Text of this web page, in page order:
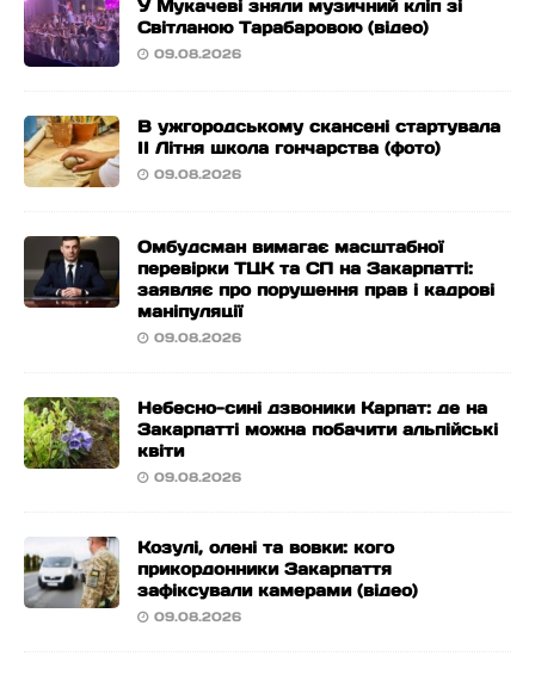
У Мукачеві зняли музичний кліп зі
Світланою Тарабаровою (відео)
09.08.2026
В ужгородському скансені стартувала
ІІ Літня школа гончарства (фото)
09.08.2026
Омбудсман вимагає масштабної
перевірки ТЦК та СП на Закарпатті:
заявляє про порушення прав і кадрові
маніпуляції
09.08.2026
Небесно-сині дзвоники Карпат: де на
Закарпатті можна побачити альпійські
квіти
09.08.2026
Козулі, олені та вовки: кого
прикордонники Закарпаття
зафіксували камерами (відео)
09.08.2026